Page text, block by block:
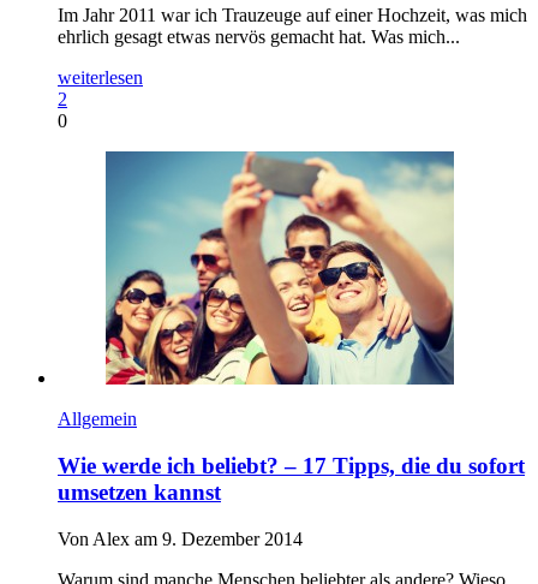
Im Jahr 2011 war ich Trauzeuge auf einer Hochzeit, was mich
ehrlich gesagt etwas nervös gemacht hat. Was mich...
weiterlesen
2
0
Allgemein
Wie werde ich beliebt? – 17 Tipps, die du sofort
umsetzen kannst
Von Alex am 9. Dezember 2014
Warum sind manche Menschen beliebter als andere? Wieso